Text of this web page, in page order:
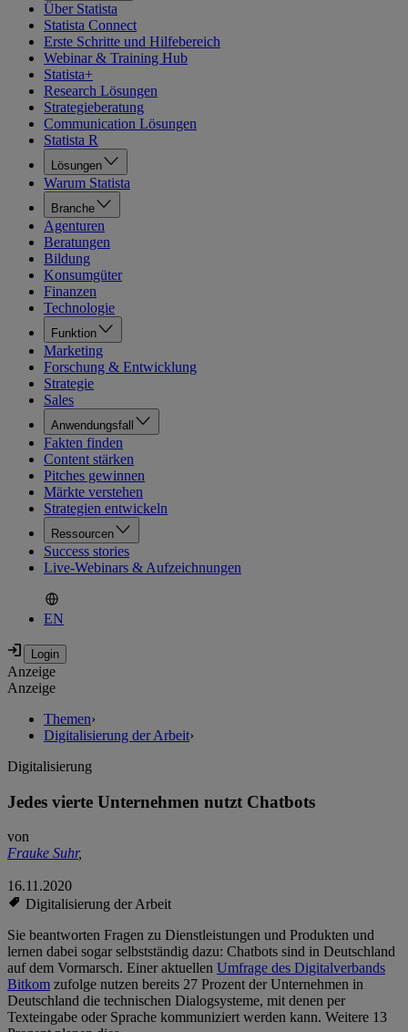
Über Statista
Statista Connect
Erste Schritte und Hilfebereich
Webinar & Training Hub
Statista+
Research Lösungen
Strategieberatung
Communication Lösungen
Statista R
Lösungen
Warum Statista
Branche
Agenturen
Beratungen
Bildung
Konsumgüter
Finanzen
Technologie
Funktion
Marketing
Forschung & Entwicklung
Strategie
Sales
Anwendungsfall
Fakten finden
Content stärken
Pitches gewinnen
Märkte verstehen
Strategien entwickeln
Ressourcen
Success stories
Live-Webinars & Aufzeichnungen
EN
Anzeige
Anzeige
Themen›
Digitalisierung der Arbeit›
Digitalisierung
Jedes vierte Unternehmen nutzt Chatbots
von
Frauke Suhr,
16.11.2020
Digitalisierung der Arbeit
Sie beantworten Fragen zu Dienstleistungen und Produkten und
lernen dabei sogar selbstständig dazu: Chatbots sind in Deutschland
auf dem Vormarsch. Einer aktuellen Umfrage des Digitalverbands
Bitkom zufolge nutzen bereits 27 Prozent der Unternehmen in
Deutschland die technischen Dialogsysteme, mit denen per
Texteingabe oder Sprache kommuniziert werden kann. Weitere 13